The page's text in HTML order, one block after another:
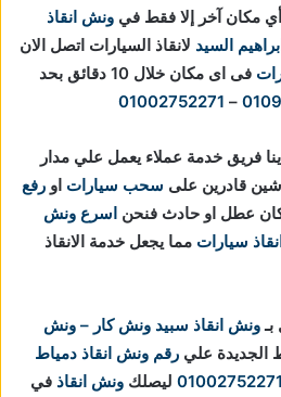
أي مكان آخر إلا فقط في ونش انقاذ
السيد لانقاذ السيارات اتصل الان
فى اى مكان خلال 10 دقائق بحد
–
01002752271
فريق خدمة عملاء يعمل علي مدار
قادرين على سحب سيارات او رفع
كان عطل او حادث فنحن اسرع ونش
سيارات مما يجعل خدمة الانقاذ
ونش انقاذ سبيد ونش كار – ونش
الجديدة علي رقم ونش انقاذ دمياط
01002752271 ليصلك ونش انقاذ في